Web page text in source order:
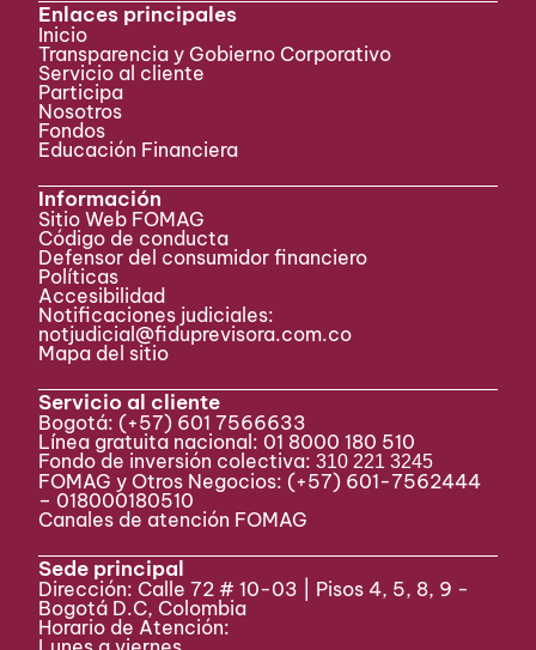
Enlaces principales
Inicio
Transparencia y Gobierno Corporativo
Servicio al cliente
Participa ​
Nosotros
Fondos
Educación Financiera
Información
Sitio Web FOMAG
Código de conducta
Defensor del consumidor financiero
Políticas
Accesibilidad
Notificaciones judiciales:
notjudicial@fiduprevisora.com.co
Mapa del sitio
Servicio al cliente
Bogotá: (+57) 601 7566633
Línea gratuita nacional: 01 8000 180 510
Fondo de inversión colectiva:310 221 3245
FOMAG y Otros Negocios: (+57) 601-7562444
– 018000180510
Canales de atención FOMAG
Sede principal
Dirección: Calle 72 # 10-03 | Pisos 4, 5, 8, 9 -
Bogotá D.C, Colombia
Horario de Atención: